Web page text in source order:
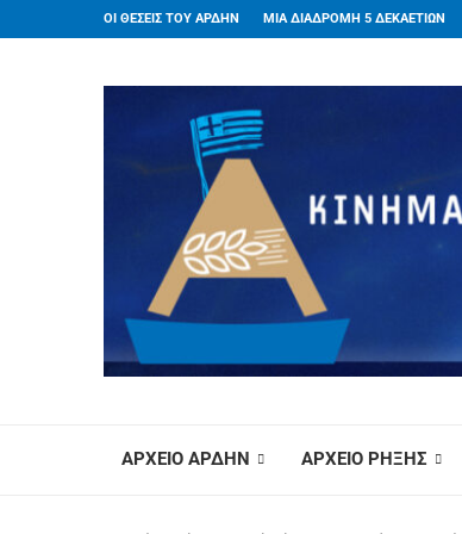
ΟΙ ΘΕΣΕΙΣ ΤΟΥ ΑΡΔΗΝ ΜΙΑ ΔΙΑΔΡΟΜΗ 5 ΔΕΚΑΕΤΙΩΝ
ΑΡΧΕΙΟ ΑΡΔΗΝ ΑΡΧΕΙΟ ΡΗΞΗΣ